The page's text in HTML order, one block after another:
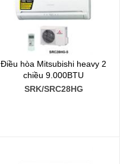
Điều hòa Mitsubishi heavy 2
chiều 9.000BTU
SRK/SRC28HG